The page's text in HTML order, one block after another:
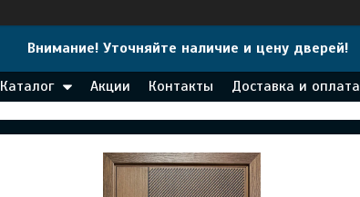
Внимание! Уточняйте наличие и цену дверей!
Каталог Акции Контакты Доставка и оплата